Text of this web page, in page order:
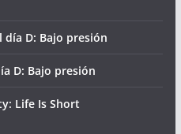
día D: Bajo presión
D: Bajo presión
Life Is Short